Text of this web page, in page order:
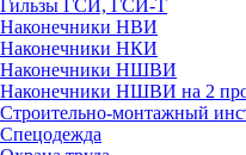
Гильзы ГСИ, ГСИ-Т
Наконечники НВИ
Наконечники НКИ
Наконечники НШВИ
Наконечники НШВИ на 2
Строительно-монтажный
Спецодежда